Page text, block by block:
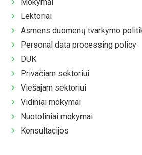
Lektoriai
Asmens duomenų tvarkymo
Personal data processing policy
DUK
Privačiam sektoriui
Viešajam sektoriui
Vidiniai mokymai
Nuotoliniai mokymai
Konsultacijos